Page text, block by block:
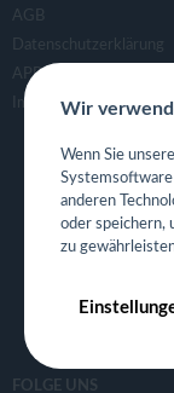
AGB
Datenschutzerklärung
APP- & Benutzerdaten
Impressum
FOLGE UNS
Wir
Wenn Sie
anderen
oder speichern,
zu